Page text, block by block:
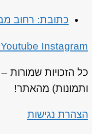
כתובת: רחוב מבצע
Youtube Instagram
כל הזכויות שמורות
ותמונות) מהאתר!
הצהרת נגישות